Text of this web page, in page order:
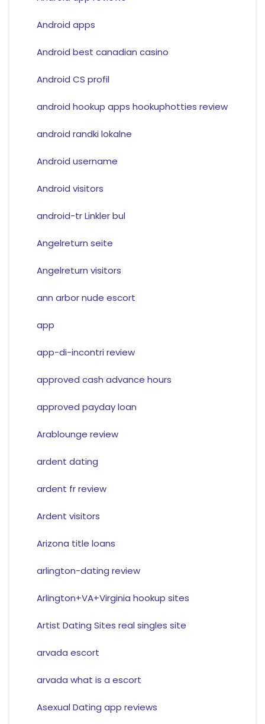
Android apps
Android best canadian casino
Android CS profil
android hookup apps hookuphotties review
android randki lokalne
Android username
Android visitors
android-tr Linkler bul
Angelreturn seite
Angelreturn visitors
ann arbor nude escort
app
app-di-incontri review
approved cash advance hours
approved payday loan
Arablounge review
ardent dating
ardent fr review
Ardent visitors
Arizona title loans
arlington-dating review
Arlington+VA+Virginia hookup sites
Artist Dating Sites real singles site
arvada escort
arvada what is a escort
Asexual Dating app reviews